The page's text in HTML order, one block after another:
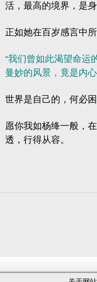
活，最高的境界，是
正如她在百岁感言中所
“我们曾如此渴望命运
曼妙的风景，竟是内
世界是自己的，何必
愿你我如杨绛一般，
透，行得从容。